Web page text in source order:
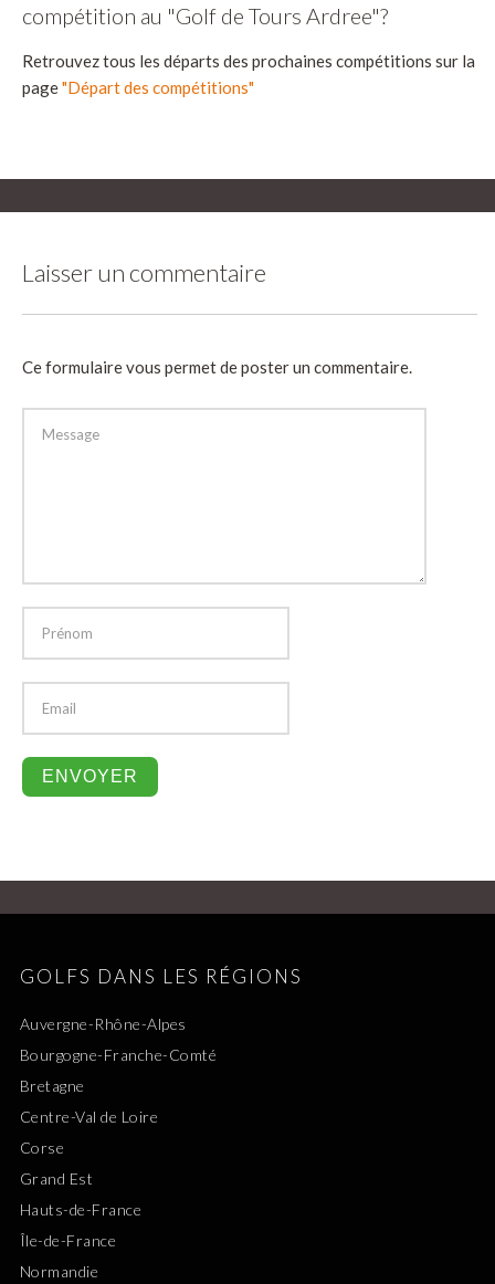
compétition au "Golf de Tours Ardree"?
Retrouvez tous les départs des prochaines compétitions sur la
page"Départ des compétitions"
Laisser un commentaire
Ce formulaire vous permet de poster un commentaire.
GOLFS DANS LES RÉGIONS
Auvergne-Rhône-Alpes
Bourgogne-Franche-Comté
Bretagne
Centre-Val de Loire
Corse
Grand Est
Hauts-de-France
Île-de-France
Normandie